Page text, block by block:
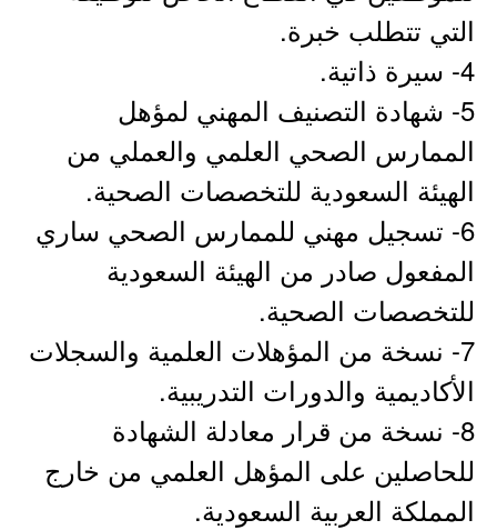
التي تتطلب خبرة.
4- سيرة ذاتية.
5- شهادة التصنيف المهني لمؤهل
الممارس الصحي العلمي والعملي من
الهيئة السعودية للتخصصات الصحية.
6- تسجيل مهني للممارس الصحي ساري
المفعول صادر من الهيئة السعودية
للتخصصات الصحية.
7- نسخة من المؤهلات العلمية والسجلات
الأكاديمية والدورات التدريبية.
8- نسخة من قرار معادلة الشهادة
للحاصلين على المؤهل العلمي من خارج
المملكة العربية السعودية.